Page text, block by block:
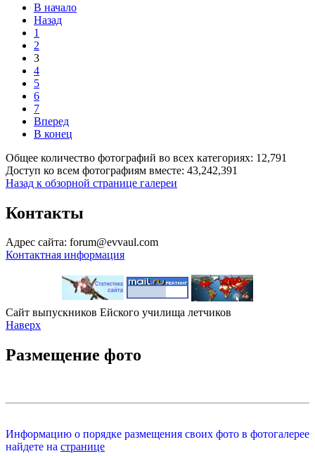
В начало
Назад
1
2
3
4
5
6
7
Вперед
В конец
Общее количество фотографий во всех категориях: 12,791
Доступ ко всем фотографиям вместе: 43,242,391
Назад к обзорной странице галереи
Контакты
Адрес сайта: forum@evvaul.com
Контактная информация
Сайт выпускников Ейского училища летчиков
Наверх
Размещение фото
Информацию о порядке размещения своих фото в фотогалерее
найдете на странице